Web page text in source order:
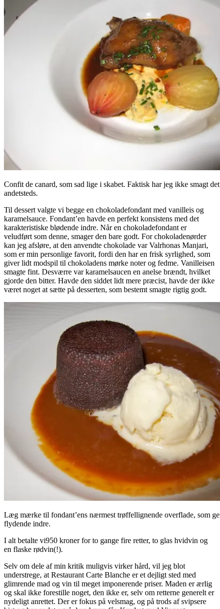
Confit de canard, som sad lige i skabet. Faktisk har jeg ikke smagt
andetsteds.
Til dessert valgte vi begge en chokoladefondant med vanilleis og
karamelsauce. Fondant’en havde en perfekt konsistens med det
karakteristiske blødende indre. Når en chokoladefondant er
veludført som denne, smager den bare godt. For chokoladenørder
kan jeg afsløre, at den anvendte chokolade var Valrhonas Manjari,
som er min personlige favorit, fordi den har en frisk syrlighed, som
giver lidt modspil til chokoladens mørke noter og fedme. Vanilleisen
smagte fint. Desværre var karamelsaucen en anelse brændt, hvilket
gjorde den bitter. Havde den siddet lidt mere præcist, havde der ikke
været noget at sætte på desserten, som bestemt smagte rigtig godt.
Læg mærke til fondant’ens nærmest trøffellignende overflade, som
flydende indre.
I alt betalte vi950 kroner for to gange fire retter, to glas hvidvin og
en flaske rødvin(!).
Selv om dele af min kritik muligvis virker hård, vil jeg blot
understrege, at Restaurant Carte Blanche er et dejligt sted med
glimrende mad og vin til meget imponerende priser. Maden er ærlig
og skal ikke forestille noget, den ikke er, selv om retterne generelt er
nydeligt anrettet. Der er fokus på velsmag, og på trods af svipsere